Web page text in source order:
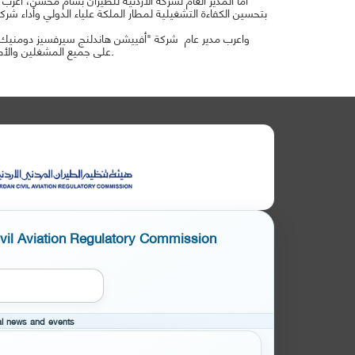
بتحسين الكفاءة التشغيلية لمطار الملكة علياء الدولي وأداء
واعرب مدير عام شركة "أفييشن هاندلنج سيرفسيز
على جميع المشغلين والأطراف ذات العلاقة في مطار الملكة علياء الدولي، ما يعزز العمل ويسرع من الإجراءات.
Aviation Regulatory Commission
news and events